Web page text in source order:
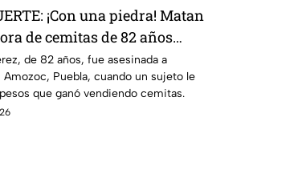
¡Con una piedra! Matan
de cemitas de 82 años
a su casa
de 82 años, fue asesinada a
Amozoc, Puebla, cuando un sujeto le
que ganó vendiendo cemitas.